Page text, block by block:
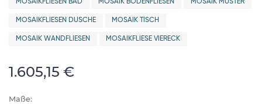
MOSAIKFLIESEN BAD MOSAIK BODENFLIESEN MOSAIK MUSTER
MOSAIKFLIESEN DUSCHE MOSAIK TISCH
MOSAIK WANDFLIESEN MOSAIKFLIESE VIERECK
1.605,15 €
Maße: